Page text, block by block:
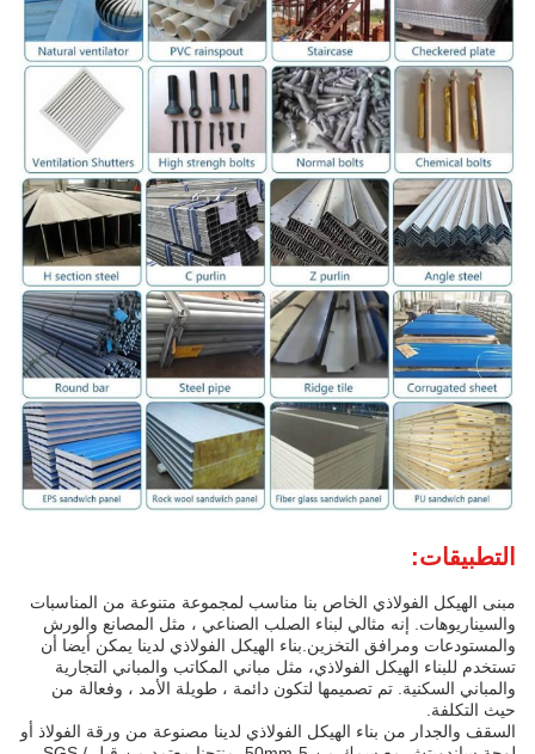
التطبيقات:
مبنى الهيكل الفولاذي الخاص بنا مناسب لمجموعة متنوعة من المناسبات
والسيناريوهات. إنه مثالي لبناء الصلب الصناعي ، مثل المصانع والورش
والمستودعات ومرافق التخزين.بناء الهيكل الفولاذي لدينا يمكن أيضا أن
تستخدم للبناء الهيكل الفولاذي، مثل مباني المكاتب والمباني التجارية
والمباني السكنية. تم تصميمها لتكون دائمة ، طويلة الأمد ، وفعالة من
حيث التكلفة.
السقف والجدار من بناء الهيكل الفولاذي لدينا مصنوعة من ورقة الفولاذ أو